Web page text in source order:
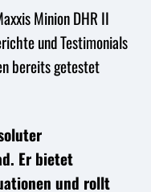
Minion DHR II
und Testimonials
bereits getestet
Er bietet
und rollt